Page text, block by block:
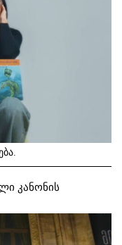
კანონის